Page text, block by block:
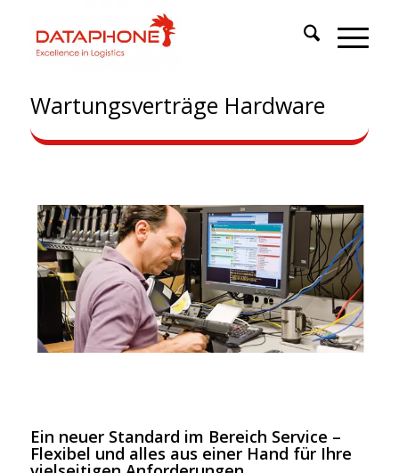
Wartungsverträge Hardware
Ein neuer Standard im Bereich Service –
Flexibel und alles aus einer Hand für Ihre